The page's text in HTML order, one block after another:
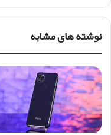
نوشته های مشابه